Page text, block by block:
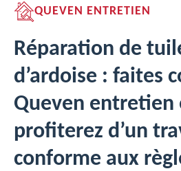
QUEVEN ENTRETIEN
Réparation de
d’ardoise : faites
Queven entretien
profiterez d’un
conforme aux